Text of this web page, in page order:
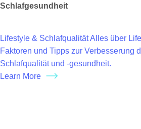
Schlafgesundheit
Lifestyle & SchlafqualitätAlles über
Faktoren und Tipps zur Verbesserung
Schlafqualität und -gesundheit.
Learn More